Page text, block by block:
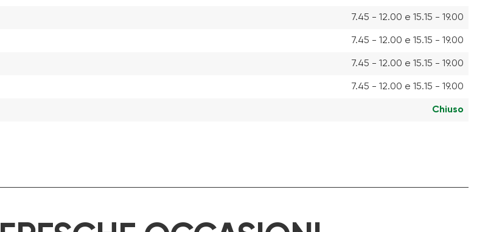
7.45 - 12.00 e 15.15 - 19.00
7.45 - 12.00 e 15.15 - 19.00
7.45 - 12.00 e 15.15 - 19.00
7.45 - 12.00 e 15.15 - 19.00
Chiuso